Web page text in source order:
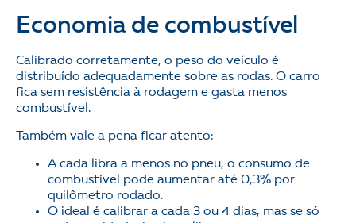
Economia de combustível
Calibrado corretamente, o peso do veículo é
distribuído adequadamente sobre as rodas. O carro
fica sem resistência à rodagem e gasta menos
combustível.
Também vale a pena ficar atento:
A cada libra a menos no pneu, o consumo de
combustível pode aumentar até 0,3% por
quilômetro rodado.
O ideal é calibrar a cada 3 ou 4 dias, mas se só